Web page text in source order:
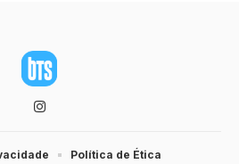
Política de Ética